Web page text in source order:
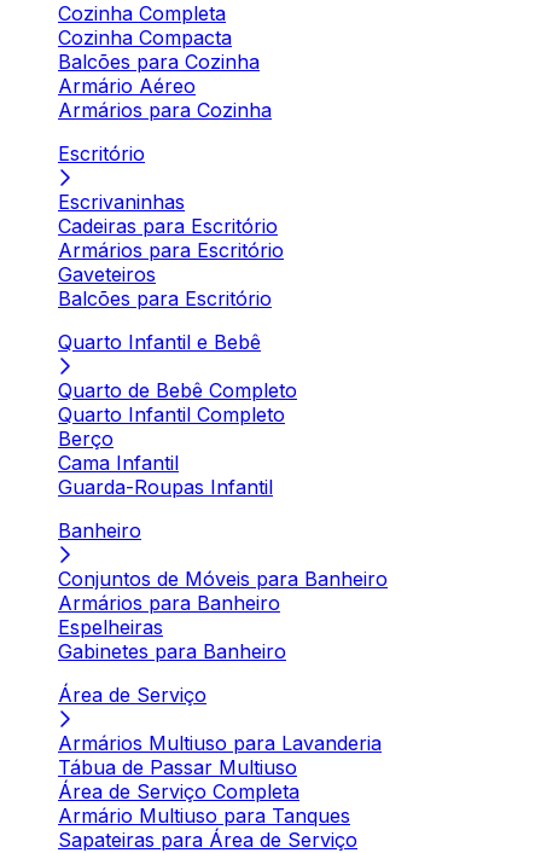
Cozinha Completa
Cozinha Compacta
Balcões para Cozinha
Armário Aéreo
Armários para Cozinha
Escritório
Escrivaninhas
Cadeiras para Escritório
Armários para Escritório
Gaveteiros
Balcões para Escritório
Quarto Infantil e Bebê
Quarto de Bebê Completo
Quarto Infantil Completo
Berço
Cama Infantil
Guarda-Roupas Infantil
Banheiro
Conjuntos de Móveis para Banheiro
Armários para Banheiro
Espelheiras
Gabinetes para Banheiro
Área de Serviço
Armários Multiuso para Lavanderia
Tábua de Passar Multiuso
Área de Serviço Completa
Armário Multiuso para Tanques
Sapateiras para Área de Serviço